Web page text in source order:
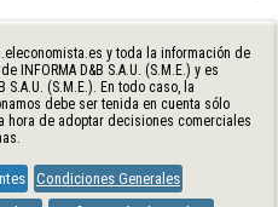
y toda la información de
INFORMA D&B S.A.U. (S.M.E.) y es
(S.M.E.). En todo caso, la
debe ser tenida en cuenta sólo
hora de adoptar decisiones comerciales
Condiciones Generales